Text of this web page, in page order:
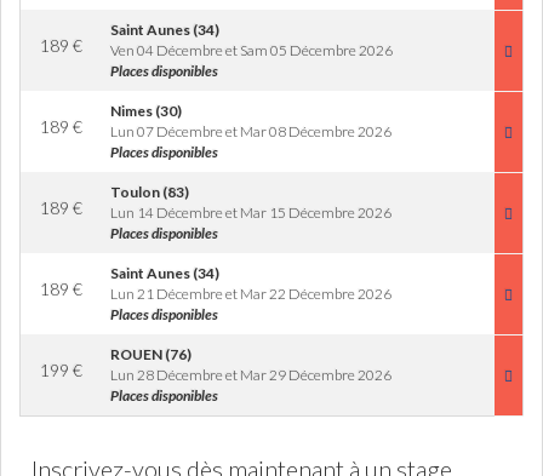
189 €
Saint Aunes (34)
Ven 04 Décembre et Sam 05 Décembre 2026
Places disponibles
189 €
Nimes (30)
Lun 07 Décembre et Mar 08 Décembre 2026
Places disponibles
189 €
Toulon (83)
Lun 14 Décembre et Mar 15 Décembre 2026
Places disponibles
189 €
Saint Aunes (34)
Lun 21 Décembre et Mar 22 Décembre 2026
Places disponibles
199 €
ROUEN (76)
Lun 28 Décembre et Mar 29 Décembre 2026
Places disponibles
Inscrivez-vous dès maintenant à un stage